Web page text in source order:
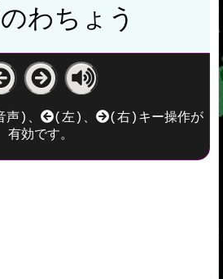
わちょう
声)、 (左)、
(右)キー操作が
有効です。